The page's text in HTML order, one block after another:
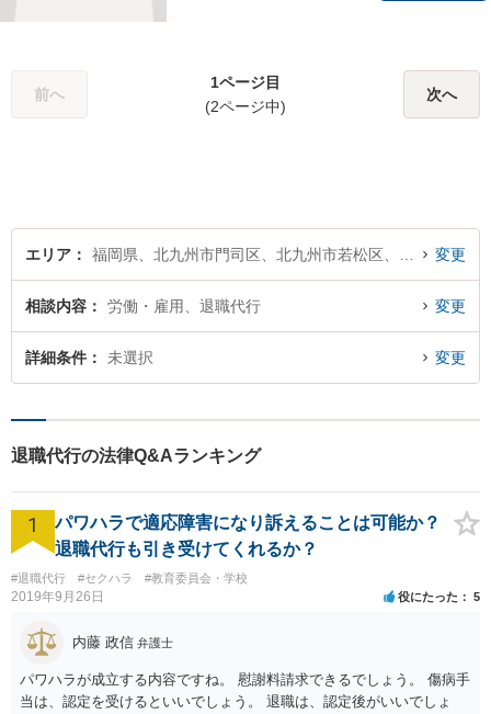
イスを行うことができます。
どんなことでもお気軽にご相
前へ
1ページ目
(2ページ中)
次へ
エリア 変更
相談内容 労働・雇用、退職代行 変更
詳細条件 未選択 変更
退職代行の法律Q&Aランキング
1
パワハラで適応障害になり訴えることは可能か？
退職代行も引き受けてくれるか？
#退職代行 #セクハラ #教育委員会・学校
2019年9月26日 役にたった 5
内藤 政信 弁護士
パワハラが成立する内容ですね。 慰謝料請求できるでしょう。 傷病手
当は、認定を受けるといいでしょう。 退職は、認定後がいいでしょ